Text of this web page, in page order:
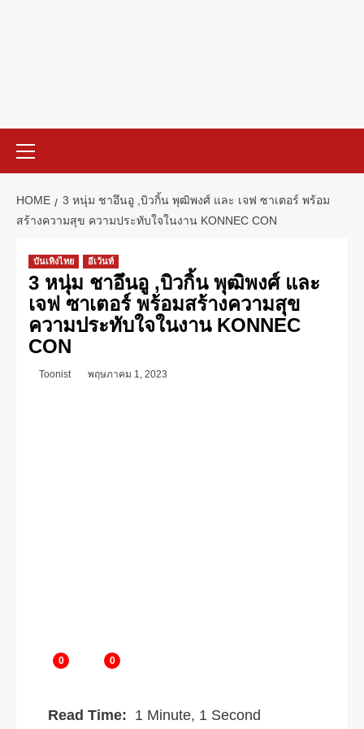
HOME
3 หนุ่ม ชาอึนอู ,บิวกิ้น พุฒิพงศ์ และ เจฟ ซาเตอร์ พร้อม
สร้างความสุข ความประทับใจในงาน KONNEC CON
บันเทิงไทย อีเว้นท์
3 หนุ่ม ชาอึนอู ,บิวกิ้น พุฒิพงศ์ และ
เจฟ ซาเตอร์ พร้อมสร้างความสุข
ความประทับใจในงาน KONNEC
CON
Toonist พฤษภาคม 1, 2023
0 0
Read Time: 1 Minute, 1 Second